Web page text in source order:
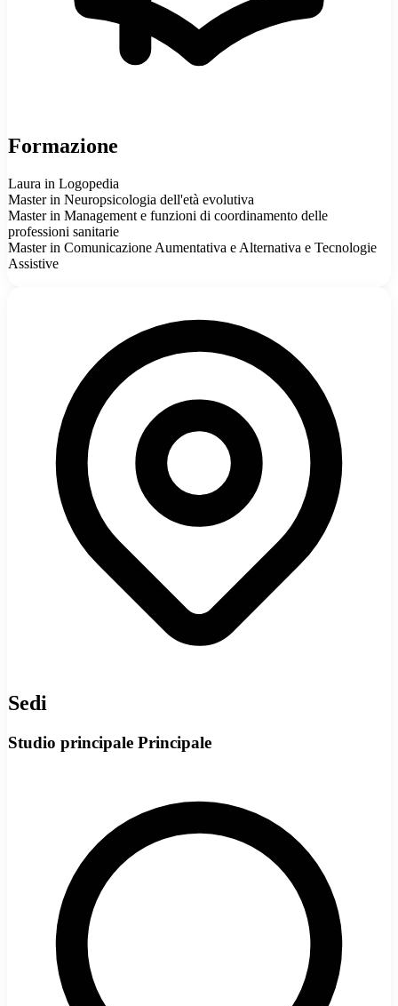
Formazione
Laura in Logopedia
Master in Neuropsicologia dell'età evolutiva
Master in Management e funzioni di coordinamento delle
professioni sanitarie
Master in Comunicazione Aumentativa e Alternativa e Tecnologie
Assistive
Sedi
Studio principale Principale